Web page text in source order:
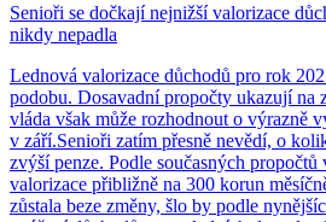
Senioři se dočkají nejnižší valorizace
nikdy nepadla
Lednová valorizace důchodů pro rok
podobu. Dosavadní propočty ukazují na
vláda však může rozhodnout o výrazně
v září.Senioři zatím přesně nevědí, o
zvýší penze. Podle současných propočtů
valorizace přibližně na 300 korun
zůstala beze změny, šlo by podle